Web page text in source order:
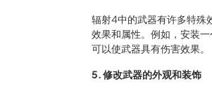
辐射4中的武器有许多特殊
效果和属性。例如，安装
可以使武器具有伤害效果。
5. 修改武器的外观和装饰